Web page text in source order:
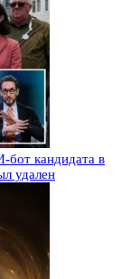
бот кандидата в
удален